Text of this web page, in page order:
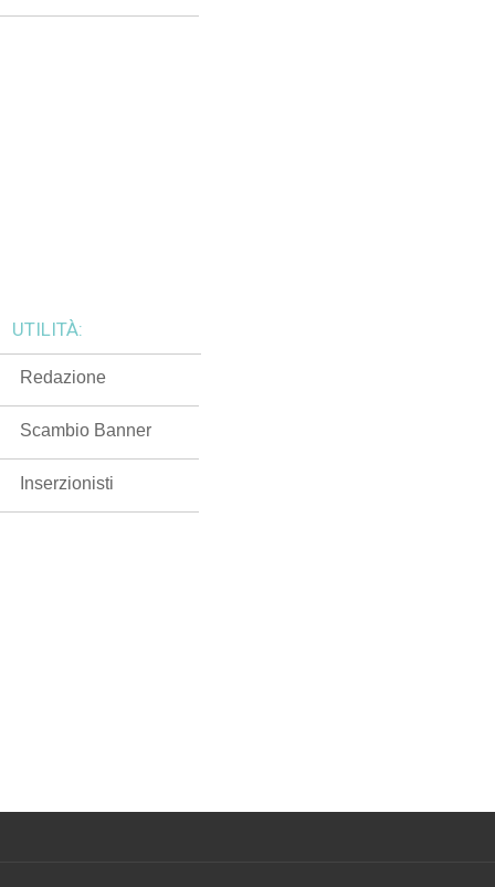
UTILITÀ:
Redazione
Scambio Banner
Inserzionisti